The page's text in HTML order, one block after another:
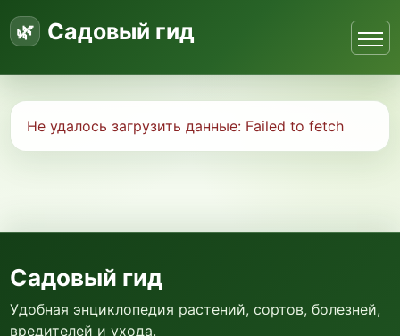
Садовый гид
Не удалось загрузить данные: Failed to fetch
Садовый гид
Удобная энциклопедия растений, сортов, болезней,
вредителей и ухода.